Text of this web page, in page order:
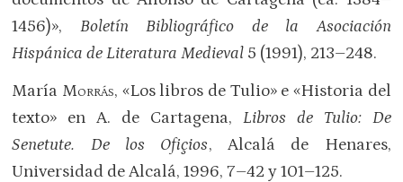
1456)», Boletín Bibliográfico de la Asociación
Hispánica de Literatura Medieval 5 (1991), 213–248.
María Morrás, «Los libros de Tulio» e «Historia del
texto» en A. de Cartagena, Libros de Tulio: De
Senetute. De los Ofiçios, Alcalá de Henares,
Universidad de Alcalá, 1996, 7–42 y 101–125.